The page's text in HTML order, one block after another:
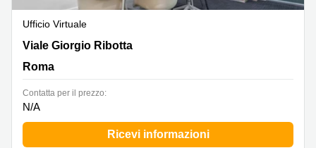
Ufficio Virtuale
Viale Giorgio Ribotta 11,Piano 1, Roma
Viale Giorgio Ribotta
Roma
Сontatta per il prezzo:
N/A
Ricevi informazioni